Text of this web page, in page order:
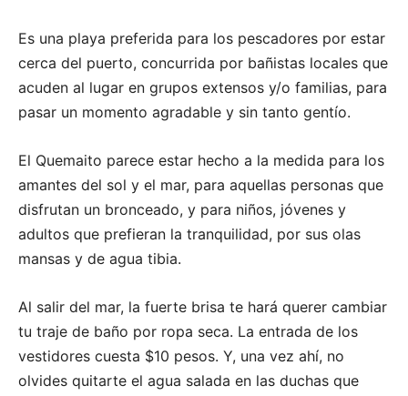
Es una playa preferida para los pescadores por estar
cerca del puerto, concurrida por bañistas locales que
acuden al lugar en grupos extensos y/o familias, para
pasar un momento agradable y sin tanto gentío.
El Quemaito parece estar hecho a la medida para los
amantes del sol y el mar, para aquellas personas que
disfrutan un bronceado, y para niños, jóvenes y
adultos que prefieran la tranquilidad, por sus olas
mansas y de agua tibia.
Al salir del mar, la fuerte brisa te hará querer cambiar
tu traje de baño por ropa seca. La entrada de los
vestidores cuesta $10 pesos. Y, una vez ahí, no
olvides quitarte el agua salada en las duchas que